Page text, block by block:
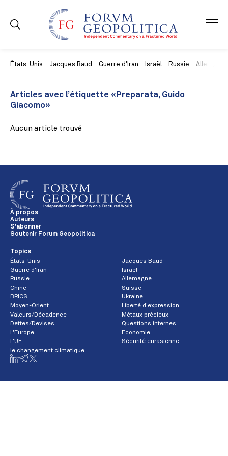
États-Unis Jacques Baud Guerre d'Iran Israël Russie Allemagne
Articles avec l’étiquette «Preparata, Guido
Giacomo»
Aucun article trouvé
À propos
Auteurs
S'abonner
Soutenir Forum Geopolitica
Topics
États-Unis
Jacques Baud
Guerre d'Iran
Israël
Russie
Allemagne
Chine
Suisse
BRICS
Ukraine
Moyen-Orient
Liberté d'expression
Valeurs/Décadence
Métaux précieux
Dettes/Devises
Questions internes
L'Europe
Economie
L'UE
Sécurité eurasienne
le changement climatique